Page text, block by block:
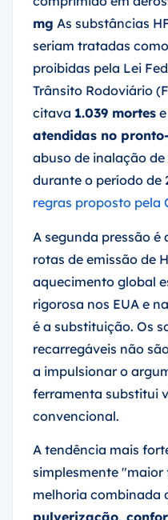
As substâncias
seriam tratadas
proibidas pela Lei
Trânsito Rodoviário
e
abuso de inalação
durante o período de
regras proposto pela
rotas de emissão de
aquecimento global
rigorosa nos EUA e
é a substituição. Os
recarregáveis não
a impulsionar o
ferramenta substitui
simplesmente "maior
melhoria combinada